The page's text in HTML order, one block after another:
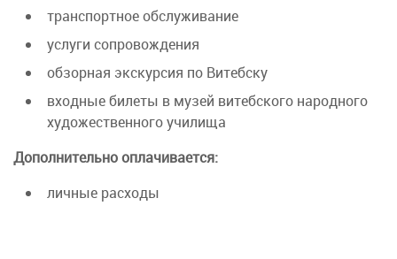
транспортное обслуживание
услуги сопровождения
обзорная экскурсия по Витебску
входные билеты в музей витебского народного
художественного училища
Дополнительно оплачивается:
личные расходы